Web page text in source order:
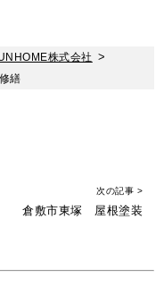
株式会社 >
繕
次の記事 >
倉敷市東塚 屋根塗装